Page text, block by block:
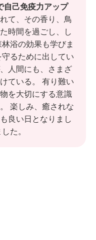
自己免疫力アップ
て、その香り、鳥
時間を過ごし、し
浴の効果も学びま
るために出してい
人間にも、さまざ
ている。 有り難い
を大切にする意識
楽しみ、癒されな
良い日となりまし
た。